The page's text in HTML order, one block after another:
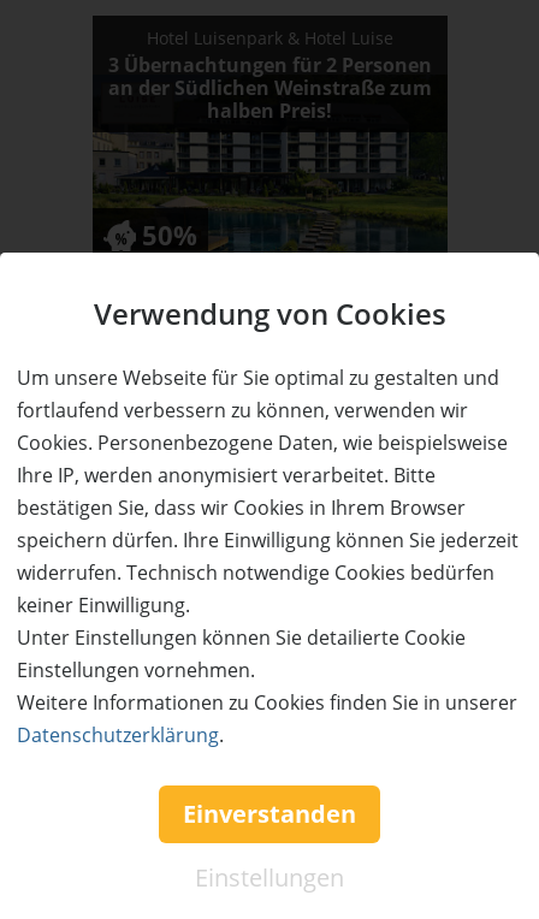
Verwendung von Cookies
Um unsere Webseite für Sie optimal zu gestalten und
fortlaufend verbessern zu können, verwenden wir
Cookies. Personenbezogene Daten, wie beispielsweise
Ihre IP, werden anonymisiert verarbeitet. Bitte
bestätigen Sie, dass wir Cookies in Ihrem Browser
speichern dürfen. Ihre Einwilligung können Sie jederzeit
widerrufen. Technisch notwendige Cookies bedürfen
keiner Einwilligung.
Unter Einstellungen können Sie detailierte Cookie
Einstellungen vornehmen.
Weitere Informationen zu Cookies finden Sie in unserer
Datenschutzerklärung.
Einverstanden
Einstellungen
Hotel Luisenpark & Hotel Luise
3 Übernachtungen für 2 Personen
an der Südlichen Weinstraße zum
halben Preis!
50%
477,- € 238,50 € 2,50 €
Neu im Blog